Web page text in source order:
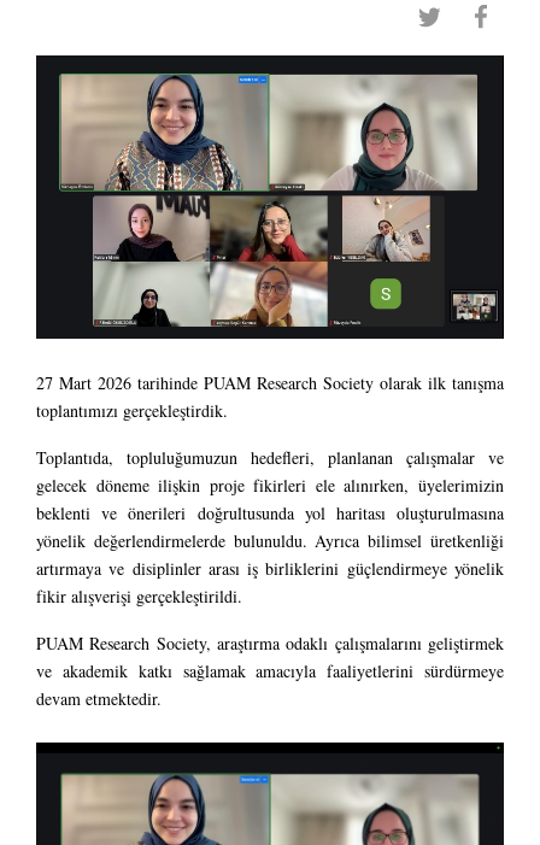
27 Mart 2026 tarihinde PUAM Research Society olarak ilk tanışma
toplantımızı gerçekleştirdik.
Toplantıda, topluluğumuzun hedefleri, planlanan çalışmalar ve
gelecek döneme ilişkin proje fikirleri ele alınırken, üyelerimizin
beklenti ve önerileri doğrultusunda yol haritası oluşturulmasına
yönelik değerlendirmelerde bulunuldu. Ayrıca bilimsel üretkenliği
artırmaya ve disiplinler arası iş birliklerini güçlendirmeye yönelik
fikir alışverişi gerçekleştirildi.
PUAM Research Society, araştırma odaklı çalışmalarını geliştirmek
ve akademik katkı sağlamak amacıyla faaliyetlerini sürdürmeye
devam etmektedir.